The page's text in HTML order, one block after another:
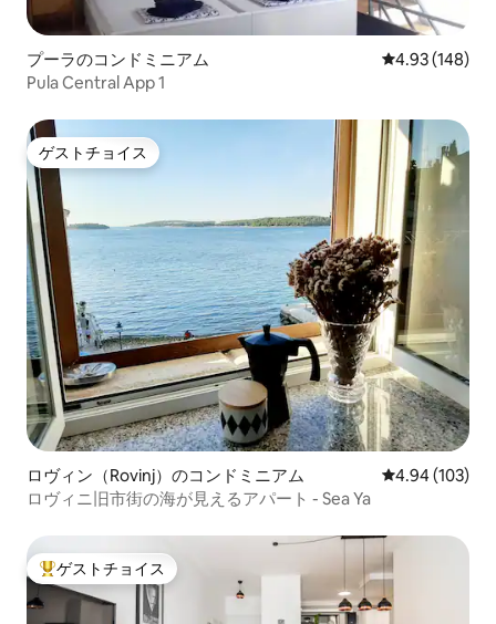
プーラのコンドミニアム レビュー148
4.93 (148)
Pula Central App 1
ゲストチョイス
ゲストチョイス
ロヴィン（Rovinj）のコンドミニアム レビュー103
4.94 (103)
ロヴィニ旧市街の海が見えるアパート - Sea Ya
大好評のゲストチョイスです。
ゲストチョイス